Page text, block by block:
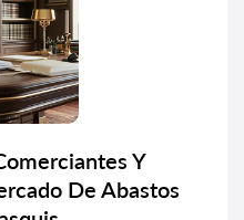
Y
De Abastos